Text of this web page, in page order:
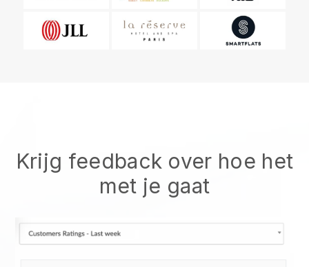
Krijg feedback over hoe het
met je gaat